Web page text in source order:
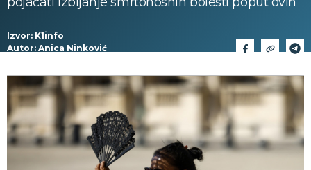
Izvor: K1info
Autor: Anica Ninković